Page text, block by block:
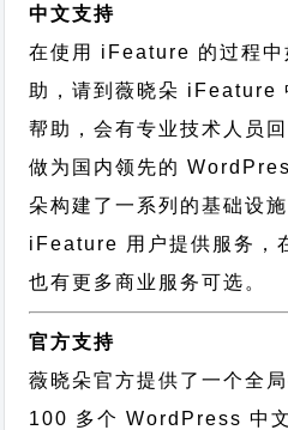
中文支持
在使用 iFeature 的过程中
助，请到薇晓朵 iFeature
帮助，会有专业技术人员回
做为国内领先的
朵构建了一系列的基础设
iFeature 用户提供服务，
也有更多商业服务可选。
官方支持
薇晓朵官方提供了一个全
100 多个 WordPress 中